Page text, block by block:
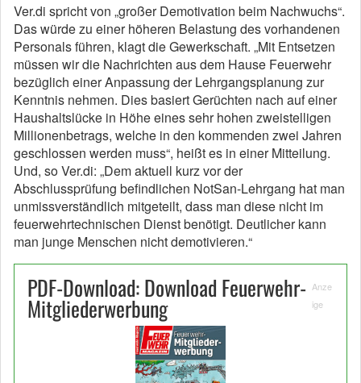
Ver.di spricht von „großer Demotivation beim Nachwuchs“.
Das würde zu einer höheren Belastung des vorhandenen
Personals führen, klagt die Gewerkschaft. „Mit Entsetzen
müssen wir die Nachrichten aus dem Hause Feuerwehr
bezüglich einer Anpassung der Lehrgangsplanung zur
Kenntnis nehmen. Dies basiert Gerüchten nach auf einer
Haushaltslücke in Höhe eines sehr hohen zweistelligen
Millionenbetrags, welche in den kommenden zwei Jahren
geschlossen werden muss“, heißt es in einer Mitteilung.
Und, so Ver.di: „Dem aktuell kurz vor der
Abschlussprüfung befindlichen NotSan-Lehrgang hat man
unmissverständlich mitgeteilt, dass man diese nicht im
feuerwehrtechnischen Dienst benötigt. Deutlicher kann
man junge Menschen nicht demotivieren.“
PDF-Download: Download Feuerwehr-
Mitgliederwerbung
Anze
ige